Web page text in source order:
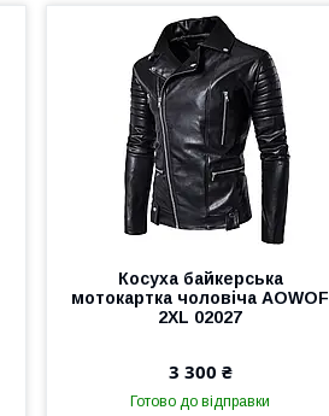
Косуха байкерська
мотокартка чоловіча AOWOF
2XL 02027
3 300 ₴
Готово до відправки